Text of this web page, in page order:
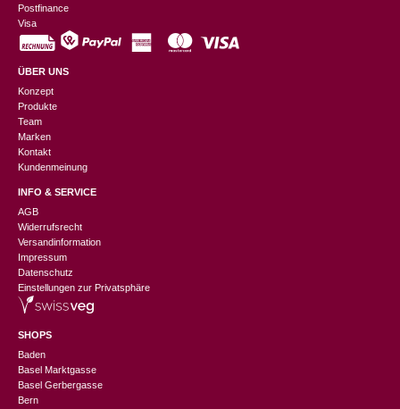
Postfinance
Visa
ÜBER UNS
Konzept
Produkte
Team
Marken
Kontakt
Kundenmeinung
INFO & SERVICE
AGB
Widerrufsrecht
Versandinformation
Impressum
Datenschutz
Einstellungen zur Privatsphäre
SHOPS
Baden
Basel Marktgasse
Basel Gerbergasse
Bern